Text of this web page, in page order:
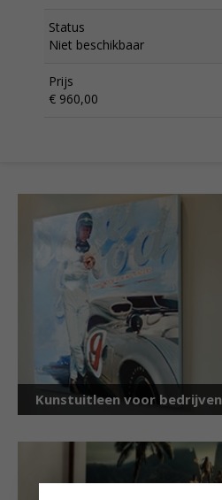
Status
Niet beschikbaar
Prijs
€ 960,00
Kunstuitleen voor bedrijven